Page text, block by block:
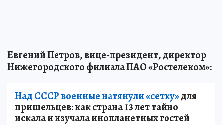
Евгений Петров, вице-президент, директор
Нижегородского филиала ПАО «Ростелеком»:
Над СССР военные натянули «сетку»для
пришельцев: как страна 13 лет тайно
искала и изучала инопланетных гостей